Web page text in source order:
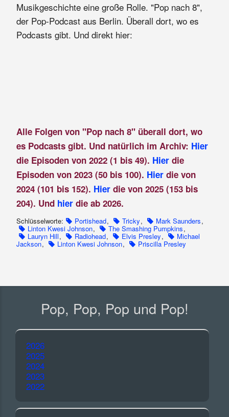
Musikgeschichte eine große Rolle. "Pop nach 8",
der Pop-Podcast aus Berlin. Überall dort, wo es
Podcasts gibt. Und direkt hier:
Alle Folgen von "Pop nach 8" überall dort, wo
es Podcasts gibt. Und natürlich im Archiv: Hier
die Episoden von 2022 (1 bis 49). Hierdie
Episoden von 2023 (50 bis 100). Hier die von
2024 (101 bis 152). Hier die von 2025 (153 bis
204). Und hier die ab 2026.
Schlüsselworte: Portishead, Tricky, Mark Saunders,
Linton Kwesi Johnson, The Smashing Pumpkins,
Lauryn Hill, Radiohead, Elvis Presley, Michael
Jackson, Linton Kwesi Johnson, Priscilla Presley
Pop, Pop, Pop und Pop!
2026
2025
2024
2023
2022